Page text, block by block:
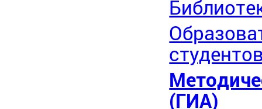
(ГИА)